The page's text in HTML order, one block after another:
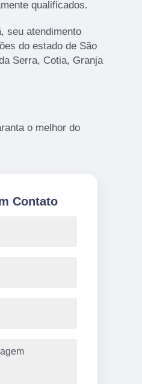
qualificados.
seu atendimento
do estado de São
Serra, Cotia, Granja
o melhor do
Contato